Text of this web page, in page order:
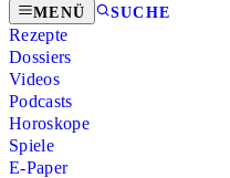
MENÜ SUCHE
Rezepte
Dossiers
Videos
Podcasts
Horoskope
Spiele
E-Paper